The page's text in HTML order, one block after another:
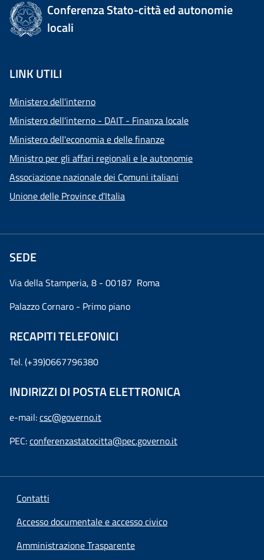
Conferenza Stato-città ed autonomie
locali
LINK UTILI
Ministero dell'interno
Ministero dell'interno - DAIT - Finanza locale
Ministero dell'economia e delle finanze
Ministro per gli affari regionali e le autonomie
Associazione nazionale dei Comuni italiani
Unione delle Province d'Italia
SEDE
Via della Stamperia, 8 - 00187 Roma
Palazzo Cornaro - Primo piano
RECAPITI TELEFONICI
Tel. (+39)0667796380
INDIRIZZI DI POSTA ELETTRONICA
e-mail:csc@governo.it
PEC:conferenzastatocitta@pec.governo.it
Contatti
Accesso documentale e accesso civico
Amministrazione Trasparente